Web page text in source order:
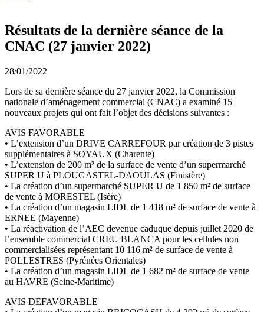
Résultats de la dernière séance de la
CNAC (27 janvier 2022)
28/01/2022
Lors de sa dernière séance du 27 janvier 2022, la Commission
nationale d’aménagement commercial (CNAC) a examiné 15
nouveaux projets qui ont fait l’objet des décisions suivantes :
AVIS FAVORABLE
• L’extension d’un DRIVE CARREFOUR par création de 3 pistes
supplémentaires à SOYAUX (Charente)
• L’extension de 200 m² de la surface de vente d’un supermarché
SUPER U à PLOUGASTEL-DAOULAS (Finistère)
• La création d’un supermarché SUPER U de 1 850 m² de surface
de vente à MORESTEL (Isère)
• La création d’un magasin LIDL de 1 418 m² de surface de vente à
ERNEE (Mayenne)
• La réactivation de l’AEC devenue caduque depuis juillet 2020 de
l’ensemble commercial CREU BLANCA pour les cellules non
commercialisées représentant 10 116 m² de surface de vente à
POLLESTRES (Pyrénées Orientales)
• La création d’un magasin LIDL de 1 682 m² de surface de vente
au HAVRE (Seine-Maritime)
AVIS DEFAVORABLE